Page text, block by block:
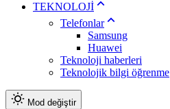
TEKNOLOJİ
Telefonlar
Samsung
Huawei
Teknoloji haberleri
Teknolojik bilgi öğrenme
Mod değiştir